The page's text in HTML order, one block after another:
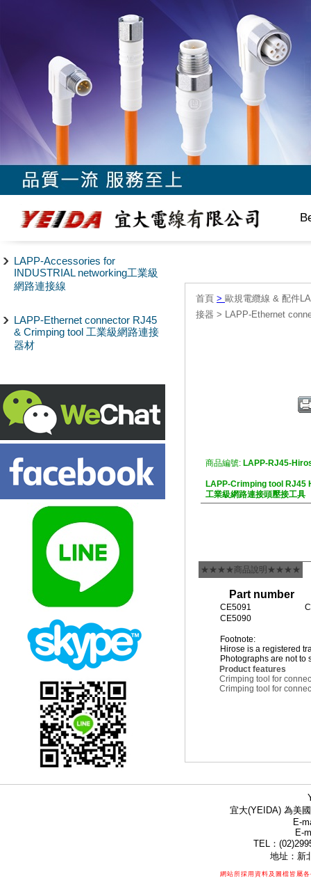
LAPP-Accessories for
INDUSTRIAL networking工業級
網路連接線
LAPP-Ethernet connector RJ45
& Crimping tool 工業級網路連接
器材
首頁 > 歐規電纜線 & 配件
接器 > LAPP-Ethernet
商品編號: LAPP-RJ45-
LAPP-Crimping tool RJ45
工業級網路連接頭壓接工具
★★★★商品說明★★★★
Part number
CE5091
CE5090
Footnote:
Hirose is a registered
Photographs are not to
Product features
Crimping tool for
Crimping tool for
宜大(YEIDA) 為美
E-
E-
TEL：
地址：新
網站所採用資料及圖檔皆屬